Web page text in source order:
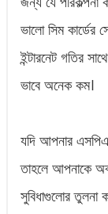
ভালো সিম কার্ডের
ইন্টারনেট গতির
ভাবে অনেক কম।
যদি আপনার
তাহলে আপনাকে
সুবিধাগুলোর তুলনা